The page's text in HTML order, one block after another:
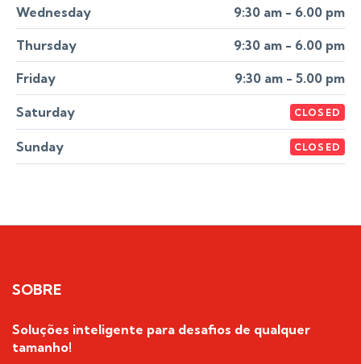
Wednesday 9:30 am - 6.00 pm
Thursday 9:30 am - 6.00 pm
Friday 9:30 am - 5.00 pm
Saturday CLOSED
Sunday CLOSED
SOBRE
Soluções inteligente para desafios de qualquer
tamanho!